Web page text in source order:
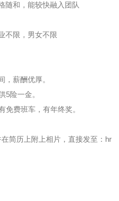
随和，能较快融入团队
不限，男女不限
，薪酬优厚。
5险一金。
免费班车，有年终奖。
简历上附上相片，直接发至：hr